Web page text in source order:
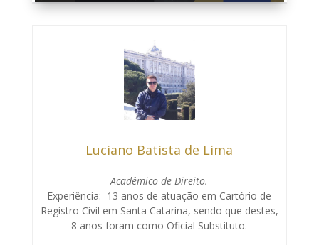
Luciano Batista de Lima
Acadêmico de Direito.
Experiência: 13 anos de atuação em Cartório de
Registro Civil em Santa Catarina, sendo que destes,
8 anos foram como Oficial Substituto.